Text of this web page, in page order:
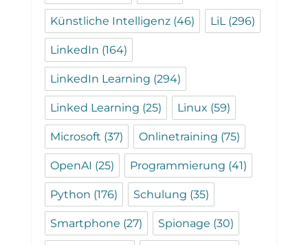
Künstliche Intelligenz (46) LiL(296)
LinkedIn (164)
LinkedIn Learning (294)
Linked Learning (25) Linux (59)
Microsoft (37) Onlinetraining (75)
OpenAI (25) Programmierung (41)
Python (176) Schulung (35)
Smartphone (27) Spionage (30)